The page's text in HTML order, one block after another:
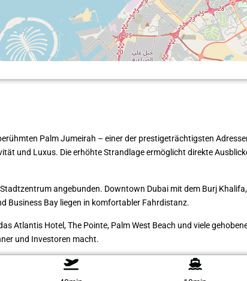
Palm Jumeirah – einer der prestigeträchtigsten
und Luxus. Die erhöhte Strandlage ermöglicht direkte
angebunden. Downtown Dubai mit dem Burj
Business Bay liegen in komfortabler Fahrdistanz.
Atlantis Hotel, The Pointe, Palm West Beach und viele
und Investoren macht.